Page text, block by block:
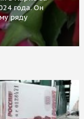
года. Он
ряду